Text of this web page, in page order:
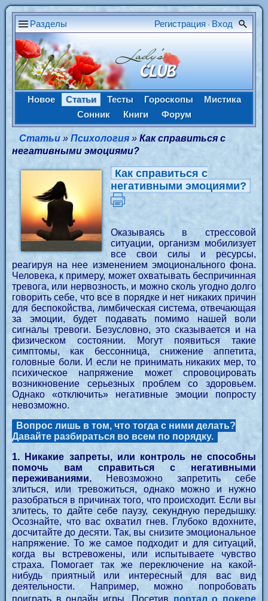
Разделы Регистрация • Вход
Новое Статьи Тесты Гороскопы
Мистика
Сонник
Книги Форум
Статьи»Психология » Как справиться с
негативными эмоциями?
Как справиться с
негативными эмоциями?
Оказываясь в стрессовой
ситуации, организм мобилизует
все свои силы и ресурсы,
реагируя на нее изменением эмоционального фона.
Человека, к примеру, может охватывать беспричинная
тревога, или нервозность, и можно сколь угодно долго
говорить себе, что все в порядке и нет никаких причин
для беспокойства, лимбическая система, отвечающая
за эмоции, будет подавать помимо нашей воли
сигналы тревоги. Безусловно, это сказывается и на
физическом состоянии. Могут появиться такие
симптомы, как бессонница, снижение аппетита,
головные боли. И если не принимать никаких мер, то
психическое напряжение может спровоцировать
возникновение серьезных проблем со здоровьем.
Однако «отключить» негативные эмоции попросту
невозможно.
Вопрос лишь в том, что тогда с ними делать?
Давайте разбираться во всем по порядку.
1. Никакие запреты, или контроль не способны
помочь вам справиться с негативными
переживаниями. Невозможно запретить себе
злиться, или тревожиться, однако можно и нужно
разобраться в причинах того, что происходит. Если вы
злитесь, то дайте себе паузу, секундную передышку.
Осознайте, что вас охватил гнев. Глубоко вдохните,
досчитайте до десяти. Так, вы снизите эмоциональное
напряжение. То же самое подходит и для ситуаций,
когда вы встревожены, или испытываете чувство
страха. Помогает так же переключение на какой-
нибудь приятный или интересный для вас вид
деятельности. Например, можно попробовать
поиграть в онлайн игры. Посетивпортал о покере